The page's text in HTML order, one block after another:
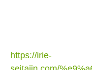
https://irie-